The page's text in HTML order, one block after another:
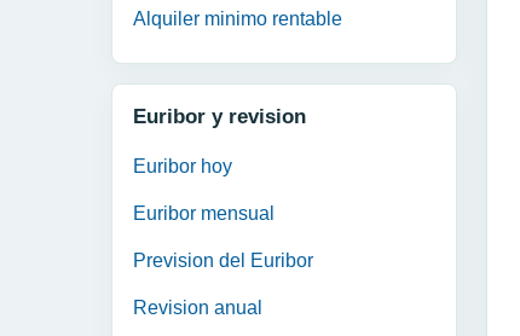
Alquiler minimo rentable
Euribor y revision
Euribor hoy
Euribor mensual
Prevision del Euribor
Revision anual